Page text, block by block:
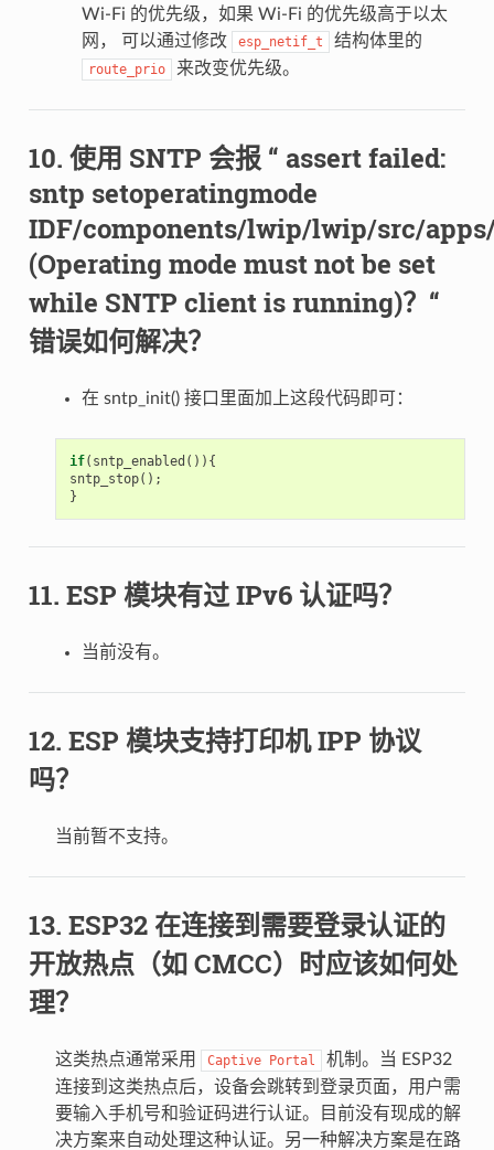
Wi-Fi 的优先级，如果 Wi-Fi 的优先级高于以太
网， 可以通过修改
esp_netif_t 结构体里的
route_prio 来改变优先级。
使用 SNTP 会报 “ assert failed:
sntp setoperatingmode
IDF/components/lwip/lwip/src/
(Operating mode must not be set
while SNTP client is running)？“
错误如何解决？
在 sntp_init() 接口里面加上这段代码即可：
if( sntp_enabled ()){
sntp_stop();
}
ESP 模块有过 IPv6 认证吗？
当前没有。
ESP 模块支持打印机 IPP 协议
吗？
当前暂不支持。
ESP32 在连接到需要登录认证的
开放热点（如 CMCC）时应该如何处
理？
这类热点通常采用 Captive Portal
机制。当 ESP32
连接到这类热点后，设备会跳转到登录页面，用户需
要输入手机号和验证码进行认证。目前没有现成的解
决方案来自动处理这种认证。另一种解决方案是在路